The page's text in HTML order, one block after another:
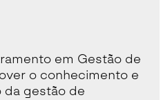
em Gestão de
o conhecimento e
da gestão de